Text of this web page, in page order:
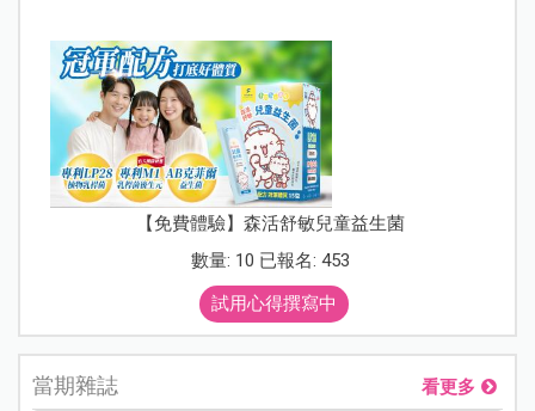
【免費體驗】森活舒敏兒童益生菌
數量: 10 已報名: 453
試用心得撰寫中
當期雜誌 看更多